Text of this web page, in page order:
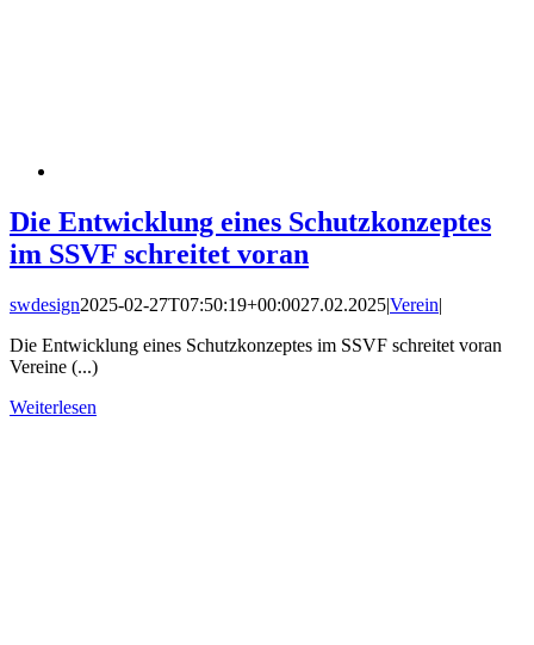
Die Entwicklung eines Schutzkonzeptes
im SSVF schreitet voran
swdesign2025-02-27T07:50:19+00:0027.02.2025|Verein|
Die Entwicklung eines Schutzkonzeptes im SSVF schreitet voran
Vereine (...)
Weiterlesen